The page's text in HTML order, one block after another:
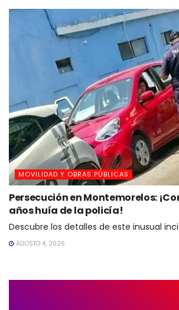
MOVILIDAD Y OBRAS PÚBLICAS
Persecución en Montemorelos:
años huía de la policía!
Descubre los detalles de este inusual
AGOSTO 4, 2026